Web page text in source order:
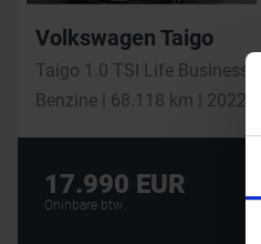
Volkswagen Taigo
Taigo 1.0 TSI Life Business
Benzine | 68.118 km | 2022
17.990 EUR
Oninbare btw